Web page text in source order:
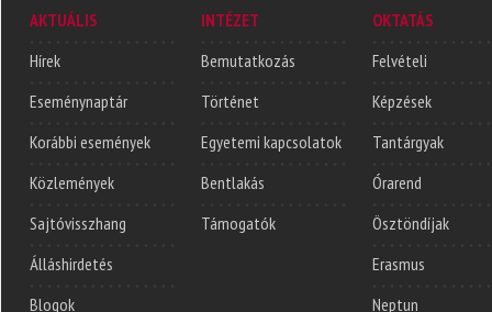
AKTUÁLIS
Hírek
Eseménynaptár
Korábbi események
Közlemények
Sajtóvisszhang
Álláshirdetés
Blogok
INTÉZET
Bemutatkozás
Történet
Egyetemi kapcsolatok
Bentlakás
Támogatók
OKTATÁS
Felvételi
Képzések
Tantárgyak
Órarend
Ösztöndíjak
Erasmus
Neptun